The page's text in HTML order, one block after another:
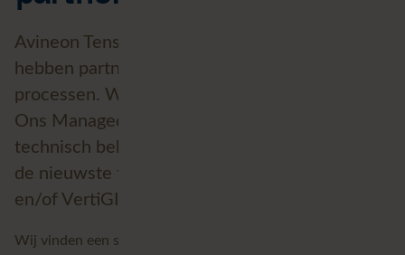
Avineon Tensing heeft geen klanten. Wij
hebben partners. Uw processen zijn onze
processen. Wij werken niet voor u, maar met u.
Ons Managed Services-team regelt het
technisch beheer en uw GIS-team richt zich op
de nieuwste functionaliteiten van ArcGIS, FME
en/of VertiGIS. Laten we elkaar versterken.
Wij vinden een samenwerking vanuit vertrouwen